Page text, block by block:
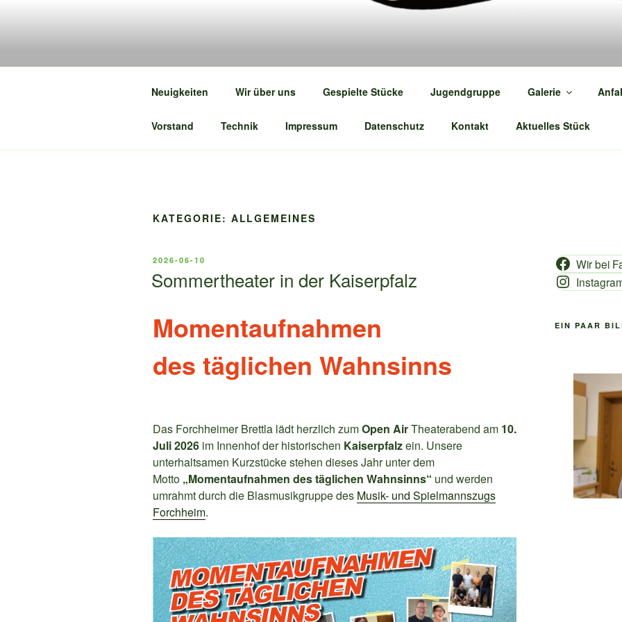
Neuigkeiten Wir über uns Gespielte Stücke Jugendgruppe Galerie
Vorstand Technik Impressum Datenschutz Kontakt Aktuelles Stück
KATEGORIE: ALLGEMEINES
VERÖFFENTLICHT
2026-06-10
Sommertheater in der Kaiserpfalz
Momentaufnahmen
des täglichen Wahnsinns
Das Forchheimer Brettla lädt herzlich zumOpen AirTheaterabend am 10.
Juli 2026 im Innenhof der historischen Kaiserpfalzein. Unsere
unterhaltsamen Kurzstücke stehen dieses Jahr unter dem
Motto „Momentaufnahmen des täglichen Wahnsinns“ und werden
umrahmt durch die Blasmusikgruppe des Musik- und Spielmannszugs
Forchheim.
Wir bei
EIN PAAR